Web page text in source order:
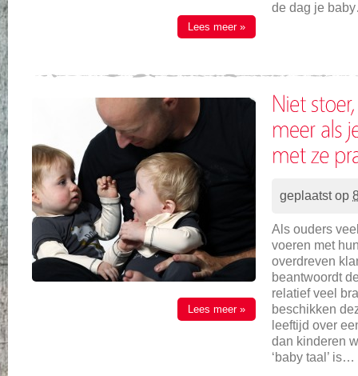
Lees meer »
de dag je
Lees meer »
geplaatst op
Als ouders
voeren met
overdreven
beantwoordt
relatief veel
beschikken
leeftijd over
dan kinderen
‘baby taal’ is…